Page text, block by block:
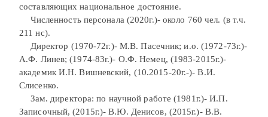
составляющих национальное достояние.
Численность персонала (2020г.)- около 760 чел. (в т.ч.
211 нс).
Директор (1970-72г.)- М.В. Пасечник; и.о. (1972-73г.)-
А.Ф. Линев; (1974-83г.)- О.Ф. Немец, (1983-2015г.)-
академик И.Н. Вишневский, (10.2015-20г.-)- В.И.
Слисенко.
Зам. директора: по научной работе (1981г.)- И.П.
Записочный, (2015г.)- В.Ю. Денисов, (2015г.)- В.В.